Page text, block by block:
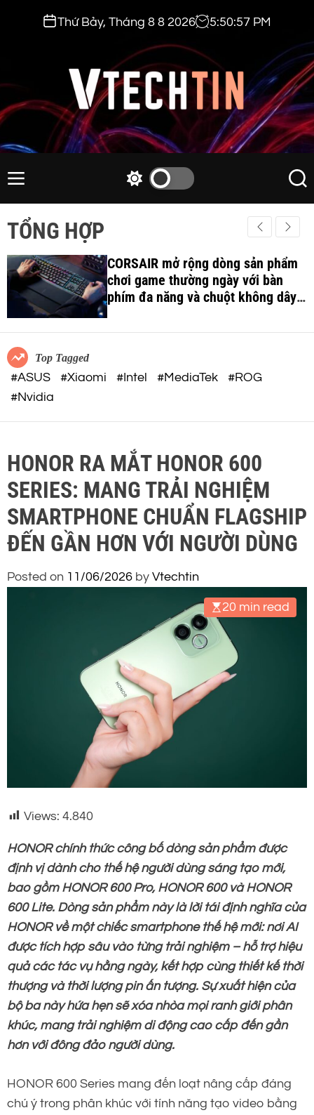
t
o
c
o
e
Thứ Bảy, Tháng 8 8 2026 5:50:58 PM
v
c
h
t
i
n
.
c
m
M
e
w
h
c
o
o
d
S
e
a
r
h
TỔNG HỢP
CORSAIR mở rộng dòng sản phẩm
chơi game thường ngày với bàn
phím đa năng và chuột không dây
công thái học
Top Tagged
#ASUS #Xiaomi #Intel #MediaTek
#ROG
#Nvidia
HONOR RA MẮT HONOR 600
SERIES: MANG TRẢI NGHIỆM
SMARTPHONE CHUẨN FLAGSHIP
ĐẾN GẦN HƠN VỚI NGƯỜI DÙNG
Posted on 11/06/2026 by Vtechtin
20 min read
Views: 4.840
HONOR chính thức công bố dòng sản phẩm được
định vị dành cho thế hệ người dùng sáng tạo mới,
bao gồm HONOR 600 Pro, HONOR 600 và HONOR
600 Lite. Dòng sản phẩm này là lời tái định nghĩa của
HONOR về một chiếc smartphone thế hệ mới: nơi AI
được tích hợp sâu vào từng trải nghiệm – hỗ trợ hiệu
quả các tác vụ hằng ngày, kết hợp cùng thiết kế thời
thượng và thời lượng pin ấn tượng. Sự xuất hiện của
bộ ba này hứa hẹn sẽ xóa nhòa mọi ranh giới phân
khúc, mang trải nghiệm di động cao cấp đến gần
hơn với đông đảo người dùng.
HONOR 600 Series mang đến loạt nâng cấp đáng
chú ý trong phân khúc với tính năng tạo video bằng